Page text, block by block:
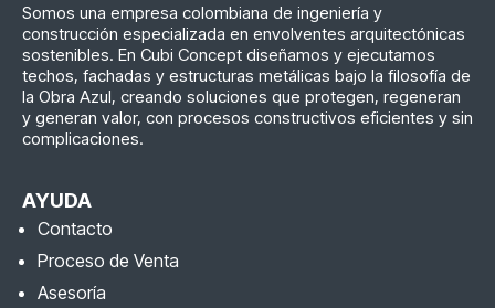
Somos una empresa colombiana de ingeniería y
construcción especializada en envolventes arquitectónicas
sostenibles. En Cubi Concept diseñamos y ejecutamos
techos, fachadas y estructuras metálicas bajo la filosofía de
la Obra Azul, creando soluciones que protegen, regeneran
y generan valor, con procesos constructivos eficientes y sin
complicaciones.
AYUDA
Contacto
Proceso de Venta
Asesoría